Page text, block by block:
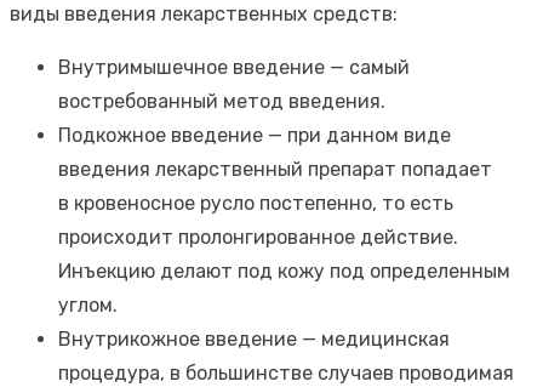
виды введения лекарственных средств:
Внутримышечное введение — самый
востребованный метод введения.
Подкожное введение — при данном виде
введения лекарственный препарат попадает
в кровеносное русло постепенно, то есть
происходит пролонгированное действие.
Инъекцию делают под кожу под определенным
углом.
Внутрикожное введение — медицинская
процедура, в большинстве случаев проводимая